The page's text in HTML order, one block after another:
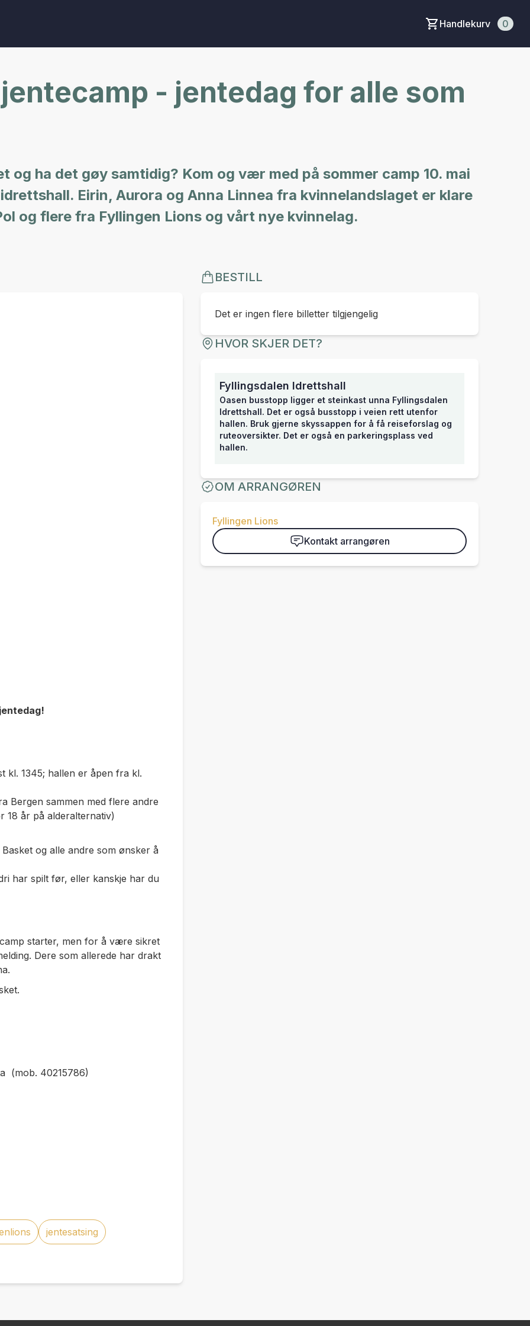
Handlekurv 0
- jentedag for alle som
og ha det gøy samtidig? Kom og vær med på sommer camp 10. mai
Eirin, Aurora og Anna Linnea fra kvinnelandslaget er klare
og flere fra Fyllingen Lions og vårt nye kvinnelag.
kl. 1345; hallen er åpen fra kl.
Bergen sammen med flere andre
18 år på alderalternativ)
og alle andre som ønsker å
har spilt før, eller kanskje har du
starter, men for å være sikret
Dere som allerede har drakt
(mob. 40215786)
jentesatsing
BESTILL
Det er ingen flere billetter tilgjengelig
HVOR SKJER DET?
Fyllingsdalen Idrettshall
Oasen busstopp ligger et steinkast unna Fyllingsdalen
Idrettshall. Det er også busstopp i veien rett utenfor
hallen. Bruk gjerne skyssappen for å få reiseforslag og
ruteoversikter. Det er også en parkeringsplass ved
hallen.
OM ARRANGØREN
Fyllingen Lions
Kontakt arrangøren